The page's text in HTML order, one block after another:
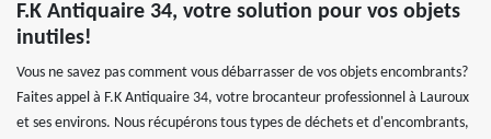
F.K Antiquaire 34, votre solution pour vos objets
inutiles!
Vous ne savez pas comment vous débarrasser de vos objets encombrants?
Faites appel à F.K Antiquaire 34, votre brocanteur professionnel à Lauroux
et ses environs. Nous récupérons tous types de déchets et d'encombrants,